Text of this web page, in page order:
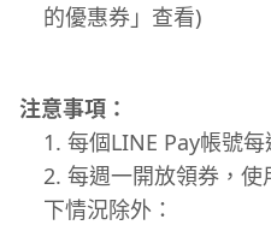
的優惠券」查看)
注意事項：
每個LINE Pay帳號
每週一開放領券，
下情況除外：